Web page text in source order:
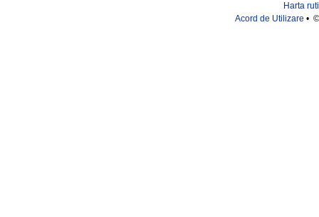
Harta
Acord de Utilizare •